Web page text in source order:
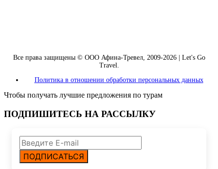
Все права защищены © ООО Афина-Тревел, 2009-2026 | Let's Go
Travel.
Политика в отношении обработки персональных данных
Чтобы получать лучшие предложения по турам
ПОДПИШИТЕСЬ НА РАССЫЛКУ
ПОДПИСАТЬСЯ